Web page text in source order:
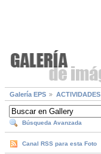
Galería EPS ACTIVIDADES
Búsqueda Avanzada
Canal RSS para esta Foto